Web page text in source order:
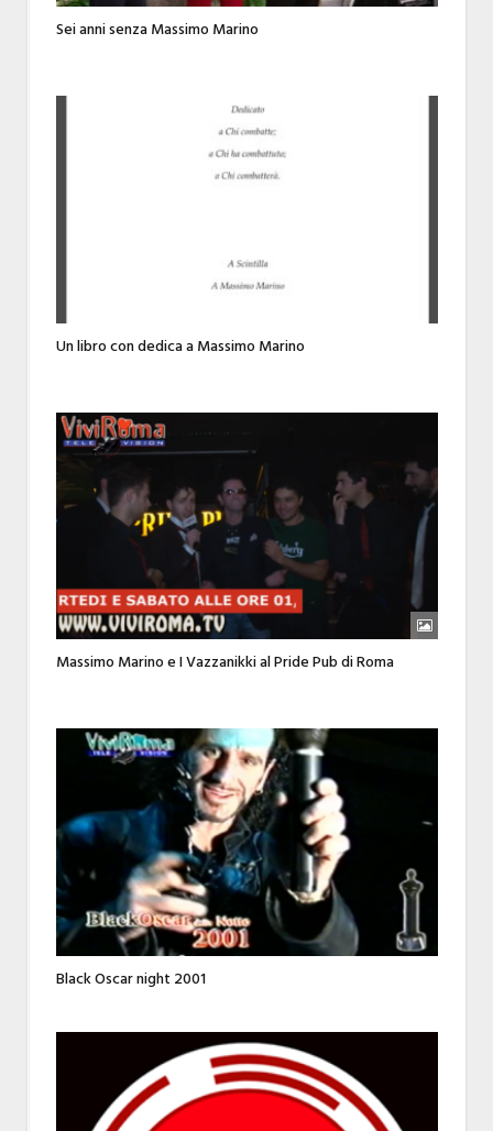
Sei anni senza Massimo Marino
Un libro con dedica a Massimo Marino
Massimo Marino e I Vazzanikki al Pride Pub di Roma
Black Oscar night 2001